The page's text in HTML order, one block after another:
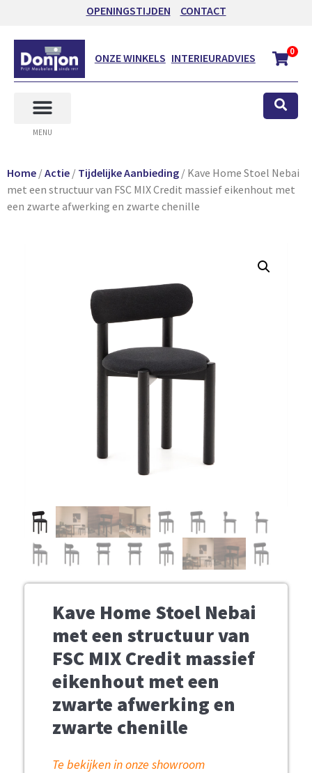
OPENINGSTIJDEN CONTACT
ONZE WINKELS INTERIEURADVIES 0
MENU
Home /Actie / Tijdelijke Aanbieding / Kave Home Stoel Nebai
met een structuur van FSC MIX Credit massief eikenhout met
een zwarte afwerking en zwarte chenille
Kave Home Stoel Nebai
met een structuur van
FSC MIX Credit massief
eikenhout met een
zwarte afwerking en
zwarte chenille
Te bekijken in onze showroom